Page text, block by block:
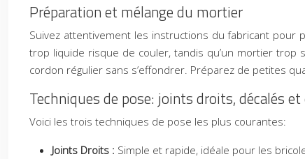
Préparation et mélange du mortier
Suivez attentivement les instructions du fabricant
trop liquide risque de couler, tandis qu’un mortier
cordon régulier sans s’effondrer. Préparez de petites
Techniques de pose: joints droits, décalés
Voici les trois techniques de pose les plus courantes:
Joints Droits : Simple et rapide, idéale pour les